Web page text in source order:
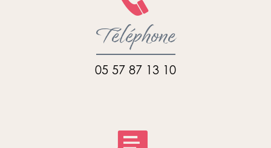
Téléphone
05 57 87 13 10